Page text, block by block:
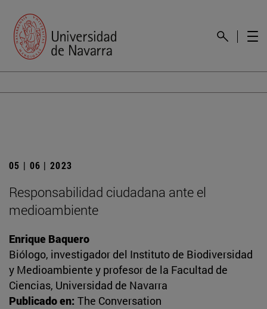
05 | 06 | 2023
Responsabilidad ciudadana ante el
medioambiente
Enrique Baquero
Biólogo, investigador del Instituto de Biodiversidad
y Medioambiente y profesor de la Facultad de
Ciencias, Universidad de Navarra
Publicado en: The Conversation